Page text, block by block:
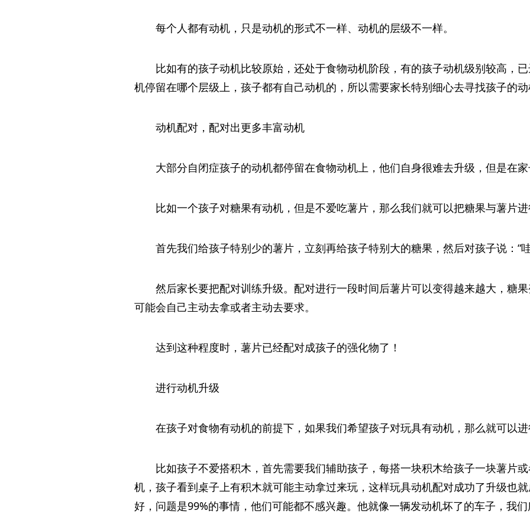
每个人都有动机，只是动机的形式不一样、动机的层级不一样。
比如有的孩子动机比较原始，还处于食物动机阶段，有的孩子动机级别较高，
机停留在哪个层级上，孩子都有自己动机的，所以需要家长特别细心去寻找孩子的
动机配对，配对出更多丰富动机
大部分自闭症孩子的动机都停留在食物动机上，他们自身很难去升级，但是在
比如一个孩子对糖果有动机，但是不爱吃薯片，那么我们就可以把糖果与薯片
首先我们给孩子特别少的薯片，立刻再给孩子特别大的糖果，然后对孩子说：“
然后家长要把配对训练升级。配对进行一段时间后薯片可以变得越来越大，糖
可能会自己主动去拿或者主动去要求。
达到这种程度时，薯片已经配对成孩子的强化物了！
进行动机升级
在孩子对食物有动机的前提下，如果我们希望孩子对玩具有动机，那么就可以
比如孩子不爱搭积木，首先需要我们辅助孩子，每搭一块积木给孩子一块薯片
机，孩子看到桌子上有积木就可能主动拿过来玩，这样玩具动机配对成功了升级也
好，问题是99%的事情，他们可能都不感兴趣。他就像一辆发动机坏了的车子，我